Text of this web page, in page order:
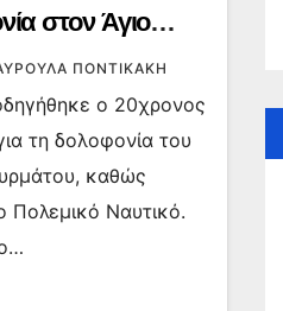
στον Άγιο
και οι φίλοι
ΠΟΝΤΙΚΆΚΗ
ο 20χρονος
τη δολοφονία του
καθώς
Πολεμικό Ναυτικό.